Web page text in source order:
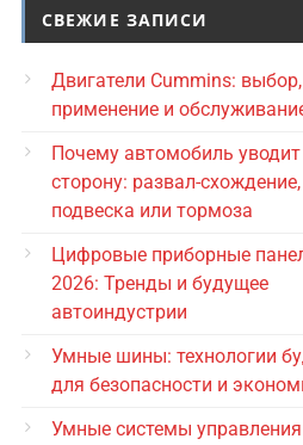
СВЕЖИЕ ЗАПИСИ
Двигатели Cummins: выбор,
применение и
Почему автомобиль
сторону: развал-
подвеска или тормоза
Цифровые приборные
2026: Тренды и будущее
автоиндустрии
Умные шины: технологии
для безопасности и
Умные системы управления